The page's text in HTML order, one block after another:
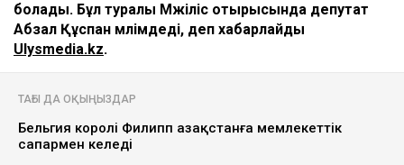
болады. Бұл туралы Мәжіліс отырысында депутат
Абзал Құспан мәлімдеді, деп хабарлайды
Ulysmedia.kz.
ТАҒЫ ДА ОҚЫҢЫЗДАР
Бельгия королі Филипп Қазақстанға мемлекеттік
сапармен келеді